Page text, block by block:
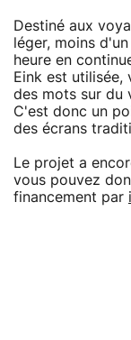
Destiné aux
léger, moins
heure en
Eink est utilisée,
des mots sur du
C'est donc un
des écrans
Le projet a
vous pouvez
financement par